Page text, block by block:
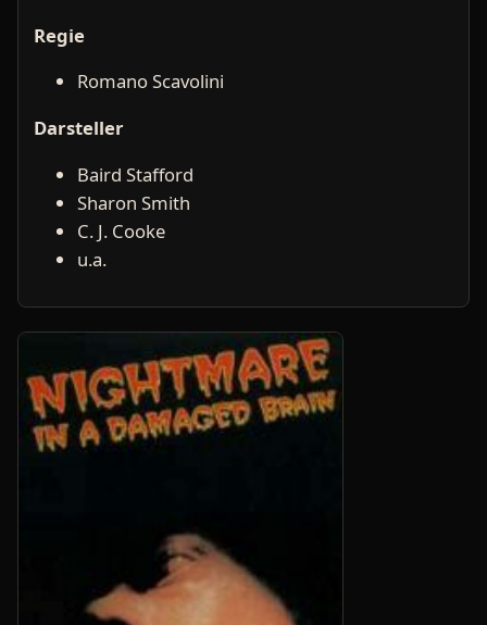
Regie
Romano Scavolini
Darsteller
Baird Stafford
Sharon Smith
C. J. Cooke
u.a.